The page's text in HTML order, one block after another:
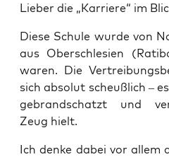
Lie­ber die „Kar­rie­re“ im
Die­se Schu­le wur­de von
aus Ober­schle­si­en
waren. Die
sich abso­lut scheuß­lich –
gebrand­schatzt und
Zeug hielt.
Ich den­ke dabei vor allem